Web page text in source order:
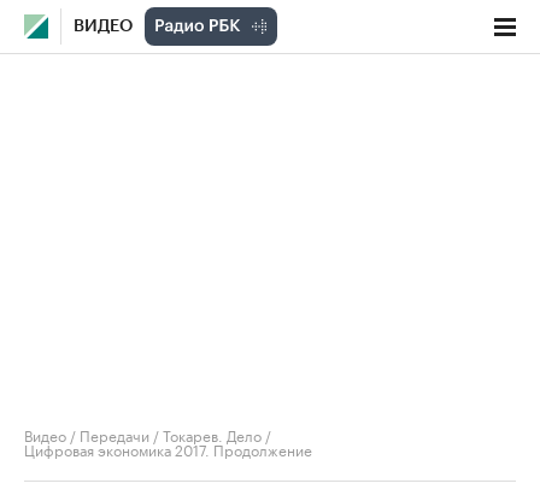
ВИДЕО
Видео / Передачи /Токарев. Дело /
Цифровая экономика 2017. Продолжение